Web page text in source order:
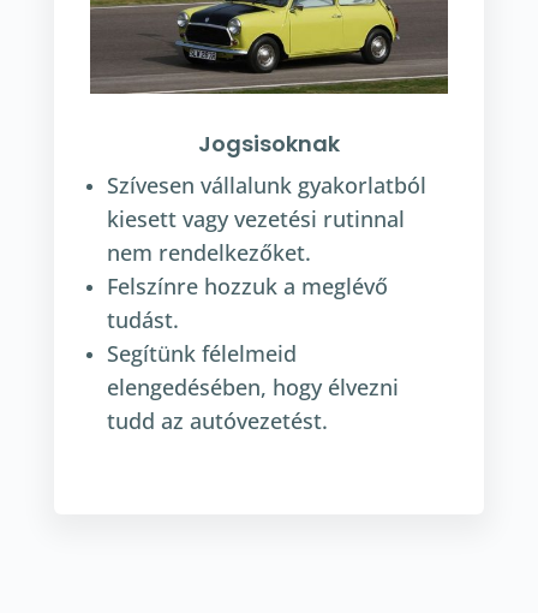
Jogsisoknak
Szívesen vállalunk gyakorlatból
kiesett vagy vezetési rutinnal
nem rendelkezőket.
Felszínre hozzuk a meglévő
tudást.
Segítünk félelmeid
elengedésében, hogy élvezni
tudd az autóvezetést.